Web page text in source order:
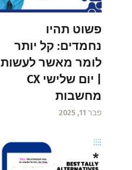
פשוט תהיו
נחמדים: קל יותר
לומר מאשר לעשות
| יום שלישי CX
מחשבות
פבר 11, 2025